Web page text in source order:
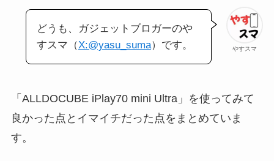
やすスマ
どうも、ガジェットブロガーのや
すスマ（X:@yasu_suma）です。
「ALLDOCUBE iPlay70 mini Ultra」を使ってみて
良かった点とイマイチだった点をまとめていま
す。